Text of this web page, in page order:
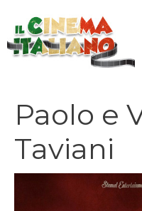
contenuto
Paolo e
Taviani